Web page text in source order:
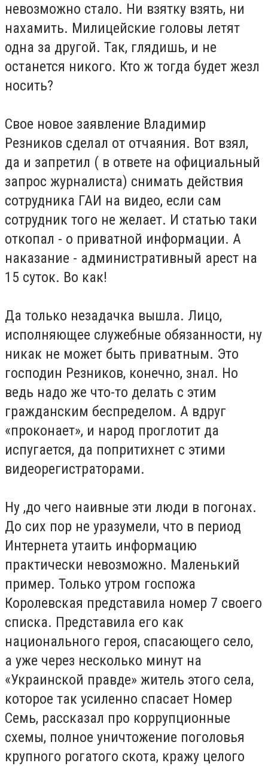
невозможно стало. Ни взятку взять, ни
нахамить. Милицейские головы летят
одна за другой. Так, глядишь, и не
останется никого. Кто ж тогда будет жезл
носить?
Свое новое заявление Владимир
Резников сделал от отчаяния. Вот взял,
да и запретил ( в ответе на официальный
запрос журналиста) снимать действия
сотрудника ГАИ на видео, если сам
сотрудник того не желает. И статью таки
откопал - о приватной информации. А
наказание - административный арест на
15 суток. Во как!
Да только незадачка вышла. Лицо,
исполняющее служебные обязанности, ну
никак не может быть приватным. Это
господин Резников, конечно, знал. Но
ведь надо же что-то делать с этим
гражданским беспределом. А вдруг
«проконает», и народ проглотит да
испугается, да попритихнет с этими
видеорегистраторами.
Ну ,до чего наивные эти люди в погонах.
До сих пор не уразумели, что в период
Интернета утаить информацию
практически невозможно. Маленький
пример. Только утром госпожа
Королевская представила номер 7 своего
списка. Представила его как
национального героя, спасающего село,
а уже через несколько минут на
«Украинской правде» житель этого села,
которое так усиленно спасает Номер
Семь, рассказал про коррупционные
схемы, полное уничтожение поголовья
крупного рогатого скота, кражу целого